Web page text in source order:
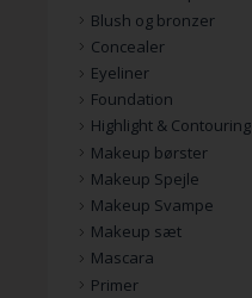
Blush og bronzer
Concealer
Eyeliner
Foundation
Highlight & Contouring
Makeup børster
Makeup Spejle
Makeup Svampe
Makeup sæt
Mascara
Primer